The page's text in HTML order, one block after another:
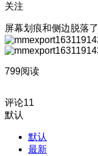
关注
屏幕划痕和侧边脱落了
799阅读
评论11
默认
默认
最新